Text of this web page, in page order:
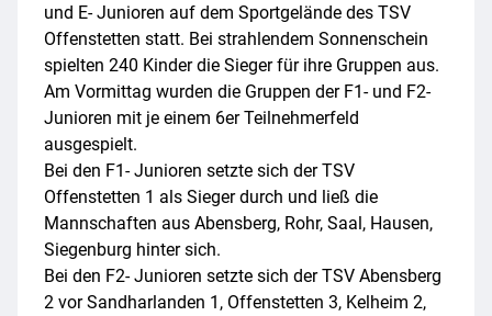
und E- Junioren auf dem Sportgelände des TSV
Offenstetten statt. Bei strahlendem Sonnenschein
spielten 240 Kinder die Sieger für ihre Gruppen aus.
Am Vormittag wurden die Gruppen der F1- und F2-
Junioren mit je einem 6er Teilnehmerfeld
ausgespielt.
Bei den F1- Junioren setzte sich der TSV
Offenstetten 1 als Sieger durch und ließ die
Mannschaften aus Abensberg, Rohr, Saal, Hausen,
Siegenburg hinter sich.
Bei den F2- Junioren setzte sich der TSV Abensberg
2 vor Sandharlanden 1, Offenstetten 3, Kelheim 2,